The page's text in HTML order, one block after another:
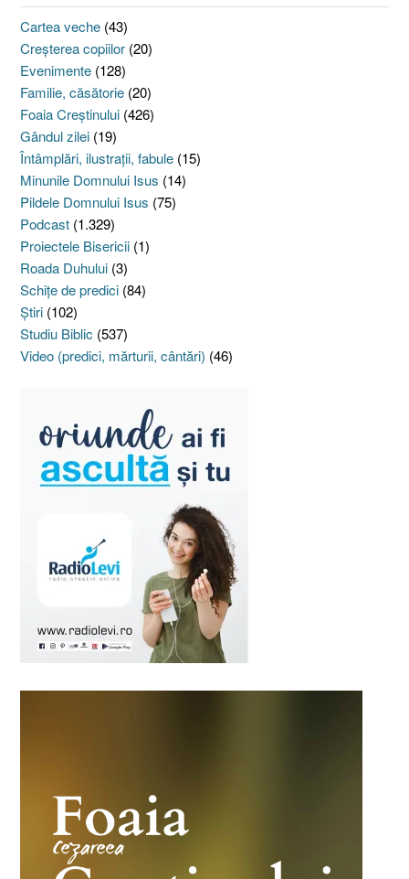
Cartea veche (43)
Creşterea copiilor (20)
Evenimente (128)
Familie, căsătorie (20)
Foaia Creştinului (426)
Gândul zilei (19)
Întâmplări, ilustraţii, fabule (15)
Minunile Domnului Isus (14)
Pildele Domnului Isus (75)
Podcast (1.329)
Proiectele Bisericii (1)
Roada Duhului (3)
Schiţe de predici (84)
Ştiri (102)
Studiu Biblic (537)
Video (predici, mărturii, cântări) (46)